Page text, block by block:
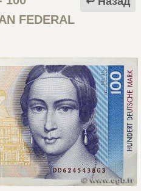
FEDERAL